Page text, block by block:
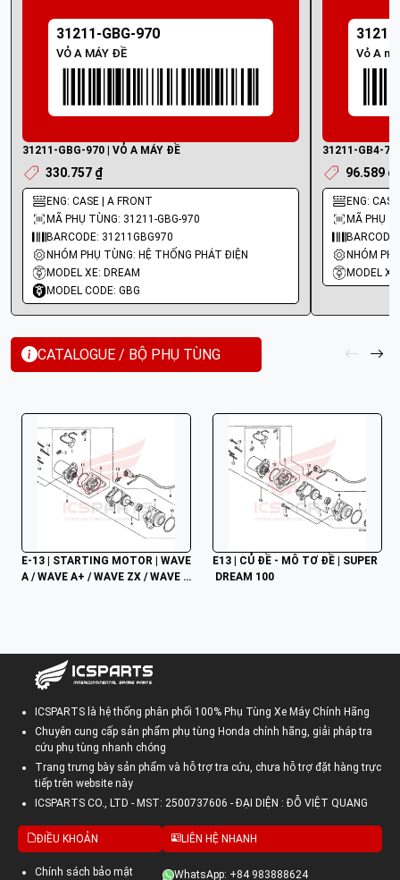
31211-GBG-970
VỎ A MÁY ĐỀ
31211-GBG-970 | VỎ A MÁY ĐỀ
330.757 ₫
ENG: CASE | A FRONT
MÃ PHỤ TÙNG: 31211-GBG-970
BARCODE: 31211GBG970
NHÓM PHỤ TÙNG: HỆ THỐNG PHÁT ĐIỆN
MODEL XE: DREAM
MODEL CODE: GBG
Vỏ A
31211-GB4-
96.589 ₫
ENG:
MÃ PHỤ
NHÓM
MODEL
CATALOGUE / BỘ PHỤ TÙNG
E-13 | STARTING MOTOR | WAVE
A / WAVE A+ / WAVE ZX / WAVE R
E13 | CỦ ĐỀ - MÔ TƠ ĐỀ | SUPER
DREAM 100
ICSPARTS là hệ thống phân phối 100% Phụ Tùng Xe Máy Chính Hãng
Chuyên cung cấp sản phẩm phụ tùng Honda chính hãng, giải pháp tra
cứu phụ tùng nhanh chóng
Trang trưng bày sản phẩm và hỗ trợ tra cứu, chưa hỗ trợ đặt hàng trực
tiếp trên website này
ICSPARTS CO., LTD - MST: 2500737606 - ĐẠI DIỆN : ĐỖ VIỆT QUANG
ĐIỀU KHOẢN
Chính sách bảo mật
LIÊN HỆ NHANH
WhatsApp: +84 983888624